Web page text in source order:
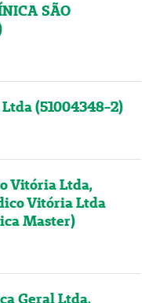
SÃO
(51004348-2)
Vitória Ltda,
Vitória Ltda
Master)
Geral Ltda,